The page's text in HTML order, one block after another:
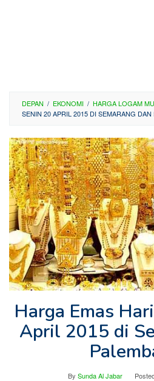
DEPAN / EKONOMI / HARGA LOGAM
SENIN 20 APRIL 2015 DI SEMARANG DAN
Harga Emas
April 2015 di
By Sunda Al Jabar